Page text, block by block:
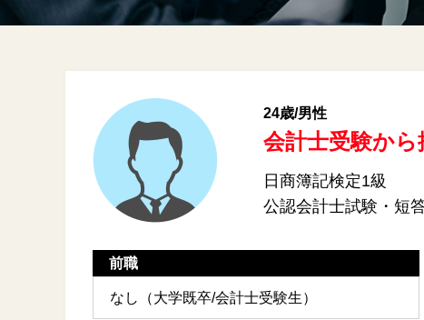
24歳/男性
会計士受験か
日商簿記検定1級
公認会計士試験・短
前職
なし（大学既卒/会計士受験生）